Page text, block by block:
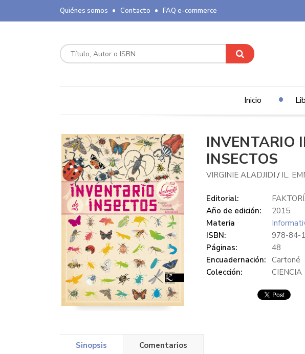
Quiénes somos Contacto FAQ e-commerce
Inicio
INVENTARIO
INSECTOS
VIRGINIE ALADJIDI / IL.
Editorial:
Año de edición:
2015
Materia
ISBN:
978-84-
Páginas:
48
Encuadernación:
Cartoné
Colección:
CIENCIA
Sinopsis Comentarios